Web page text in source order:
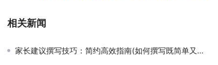
相关新闻
家长建议撰写技巧：简约高效指南(如何撰写既简单又实用的家长建议信)